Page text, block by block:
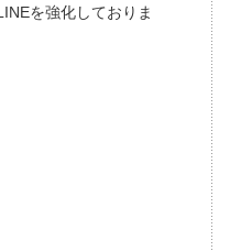
を強化しておりま